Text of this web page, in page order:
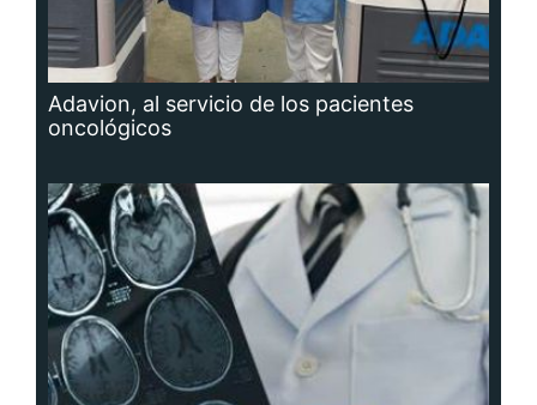
Adavion, al servicio de los pacientes
oncológicos